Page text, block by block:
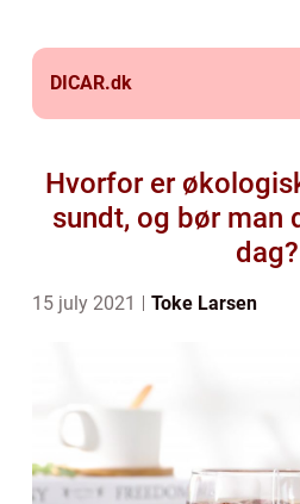
DICAR.dk
Hvorfor er
sundt, og bør man
dag?
15 july 2021 Toke Larsen